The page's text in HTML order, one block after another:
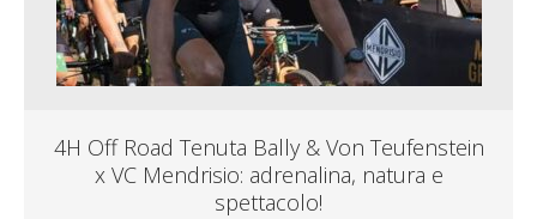
4H Off Road Tenuta Bally & Von Teufenstein
x VC Mendrisio: adrenalina, natura e
spettacolo!